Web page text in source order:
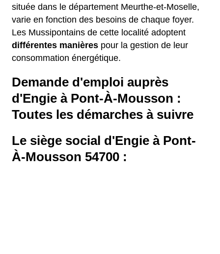
située dans le département Meurthe-et-Moselle,
varie en fonction des besoins de chaque foyer.
Les Mussipontains de cette localité adoptent
différentes manières pour la gestion de leur
consommation énergétique.
Demande d'emploi auprès
d'Engie à Pont-À-Mousson :
Toutes les démarches à suivre
Le siège social d'Engie à Pont-
À-Mousson 54700 :